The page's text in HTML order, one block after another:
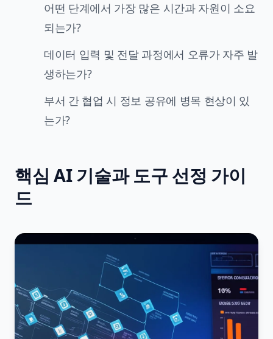
어떤 단계에서 가장 많은 시간과 자원이 소요
되는가?
데이터 입력 및 전달 과정에서 오류가 자주 발
생하는가?
부서 간 협업 시 정보 공유에 병목 현상이 있
는가?
핵심 AI 기술과 도구 선정 가이
드